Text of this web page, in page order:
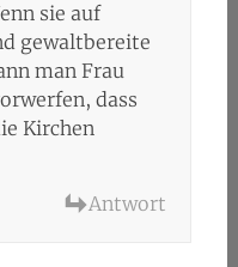
sie auf
gewaltbereite
man Frau
dass
Kirchen
Antwort